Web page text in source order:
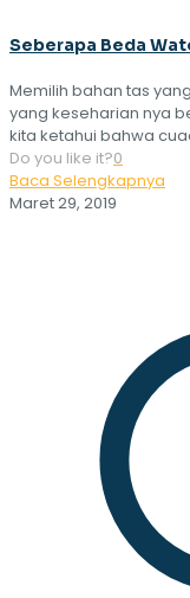
Seberapa Beda
Memilih bahan tas
yang keseharian nya
kita ketahui bahwa
Do you like it?0
Baca Selengkapnya
Maret 29, 2019